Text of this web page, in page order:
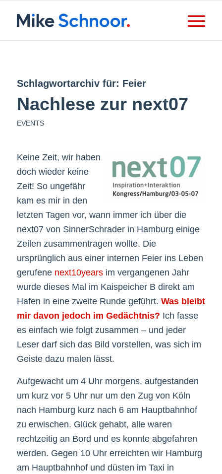
Schlagwortarchiv für: Feier
Nachlese zur next07
EVENTS
Keine Zeit, wir haben
doch wieder keine
Zeit! So ungefähr
kam es mir in den
letzten Tagen vor, wann immer ich über die
next07 von SinnerSchrader in Hamburg einige
Zeilen zusammentragen wollte. Die
ursprünglich aus einer internen Feier ins Leben
gerufene next10yearsim vergangenen Jahr
wurde dieses Mal im Kaispeicher B direkt am
Hafen in eine zweite Runde geführt. Was bleibt
mir davon jedoch im Gedächtnis? Ich fasse
es einfach wie folgt zusammen – und jeder
Leser darf sich das Bild vorstellen, was sich im
Geiste dazu malen lässt.
Aufgewacht um 4 Uhr morgens, aufgestanden
um kurz vor 5 Uhr nur um den Zug von Köln
nach Hamburg kurz nach 6 am Hauptbahnhof
zu erwischen. Glück gehabt, alle waren
rechtzeitig an Bord und es konnte abgefahren
werden. Gegen 10 Uhr erreichten wir Hamburg
am Hauptbahnhof und düsten im Taxi in